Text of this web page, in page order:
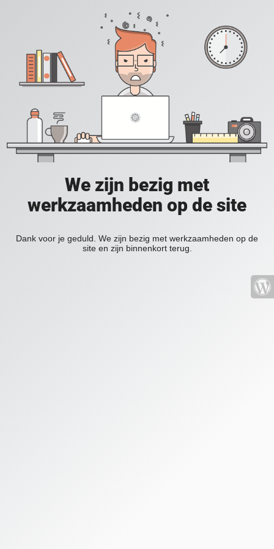
We zijn bezig met
werkzaamheden op de site
Dank voor je geduld. We zijn bezig met werkzaamheden op de
site en zijn binnenkort terug.